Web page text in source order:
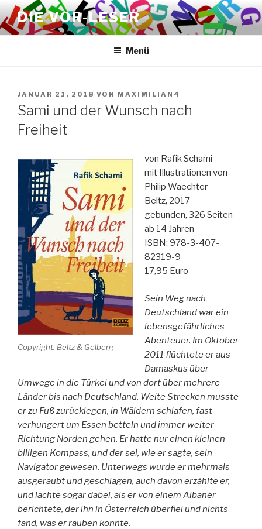
Zum
Inhalt
springen
DIE VOR-LESER
Menü
VERÖFFENTLICHT
AM
JANUAR 21, 2018 VON MAXIMILIAN4
Sami und der Wunsch nach
Freiheit
Copyright: Beltz & Gelberg
von Rafik Schami
mit Illustrationen von
Philip Waechter
Beltz, 2017
gebunden, 326 Seiten
ab 14 Jahren
ISBN: 978-3-407-
82319-9
17,95 Euro
Sein Weg nach
Deutschland war ein
lebensgefährliches
Abenteuer. Im Oktober
2011 flüchtete er aus
Damaskus über
Umwege in die Türkei und von dort über mehrere
Länder bis nach Deutschland. Weite Strecken musste
er zu Fuß zurücklegen, in Wäldern schlafen, fast
verhungert um Essen betteln und immer weiter
Richtung Norden gehen. Er hatte nur einen kleinen
billigen Kompass, und der sei, wie er sagte, sein
Navigator gewesen. Unterwegs wurde er mehrmals
ausgeraubt und geschlagen, auch davon erzählte er,
und lachte sogar dabei, als er von einem Albaner
berichtete, der ihn in Österreich überfiel und nichts
fand, was er rauben konnte.